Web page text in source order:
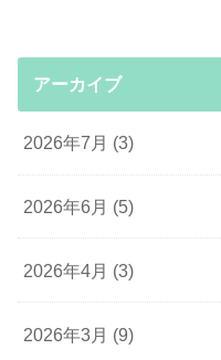
アーカイブ
2026年7月 (3)
2026年6月 (5)
2026年4月 (3)
2026年3月 (9)